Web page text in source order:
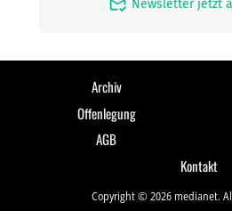
mark_email_read Newsletter jetzt
Archiv
Offenlegung
AGB
Kontakt
Copyright © 2026 medianet.